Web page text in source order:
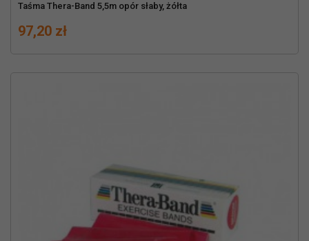
Taśma Thera-Band 5,5m opór słaby, żółta
Cena
97,20 zł